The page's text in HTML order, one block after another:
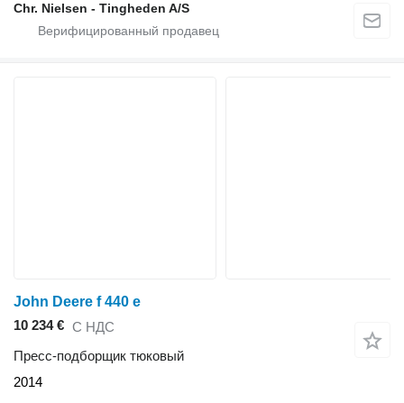
Chr. Nielsen - Tingheden A/S
John Deere f 440 e
10 234 € С НДС
Пресс-подборщик тюковый
2014